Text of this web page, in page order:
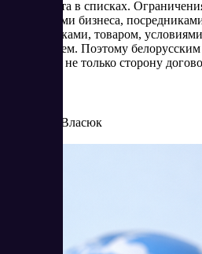
контрагента в списках.
владельцами бизнеса,
перевозчиками, товаром,
получателем. Поэтому
оценивать не только сторону
Елена Власюк